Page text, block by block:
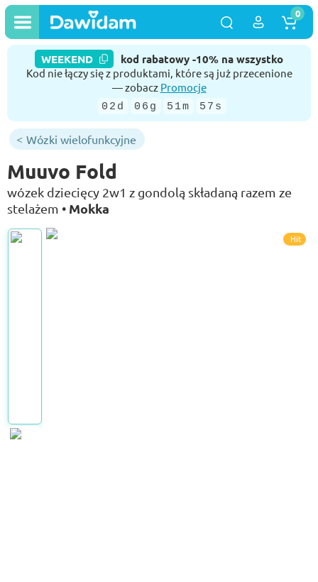
WEEKEND kod rabatowy -10% na wszystko
Kod nie łączy się z produktami, które są już przecenione
— zobacz Promocje
02d 06g 51m 57s
0
Wózki wielofunkcyjne
Muuvo Fold
wózek dziecięcy 2w1 z gondolą składaną razem ze
stelażem • Mokka
Hit